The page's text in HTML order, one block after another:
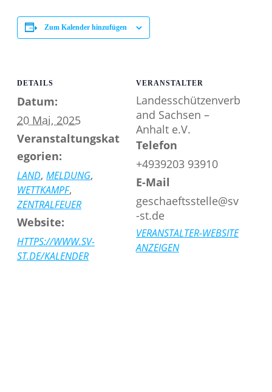
Zum Kalender hinzufügen
DETAILS
Datum:
20 Mai, 2025
Veranstaltungskat
egorien:
LAND, MELDUNG,
WETTKAMPF,
ZENTRALFEUER
Website:
HTTPS://WWW.SV-
ST.DE/KALENDER
VERANSTALTER
Landesschützenverb
and Sachsen –
Anhalt e.V.
Telefon
+4939203 93910
E-Mail
geschaeftsstelle@sv
-st.de
VERANSTALTER-WEBSITE
ANZEIGEN